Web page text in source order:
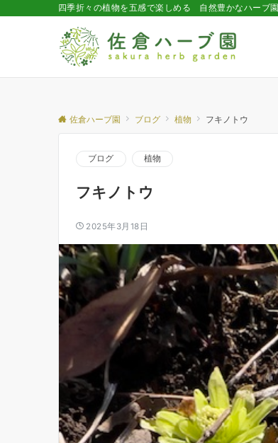
四季折々の植物を五感で楽しめる 自然豊かなハーブ園
佐倉ハーブ園 ブログ 植物 フキノトウ
ブログ 植物
フキノトウ
2025年3月18日